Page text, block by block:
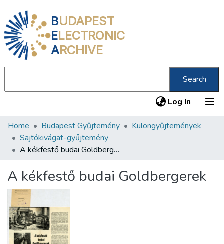
BUDAPEST
ELECTRONIC
ARCHIVE
Search
Log In (current)
Communities & Collections
All of DSpace
About us
Home Budapest Gyűjtemény
Különgyűjtemények
Sajtókivágat-gyűjtemény
A kékfestő budai Goldbergerek
A kékfestő budai Goldbergerek